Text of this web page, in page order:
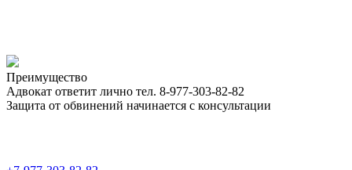
Преимущество
Адвокат ответит лично тел. 8-977-303-82-82
Защита от обвинений начинается с консультации